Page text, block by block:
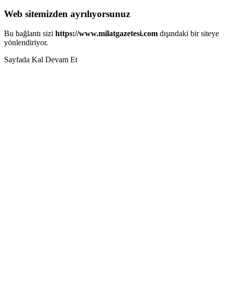
Web sitemizden ayrılıyorsunuz
Bu bağlantı sizi https://www.milatgazetesi.com dışındaki bir siteye
yönlendiriyor.
Sayfada Kal Devam Et